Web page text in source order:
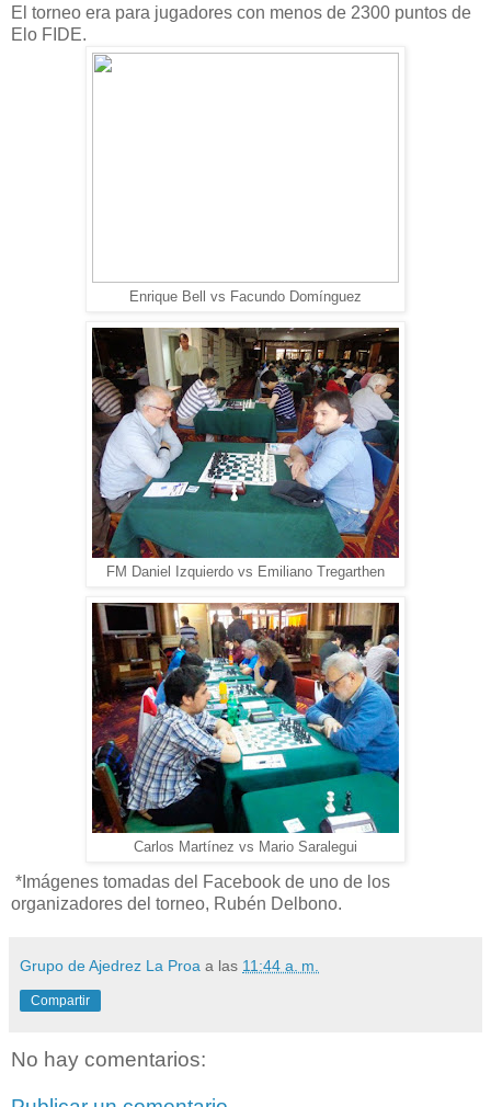
El torneo era para jugadores con menos de 2300 puntos de
Elo FIDE.
Enrique Bell vs Facundo Domínguez
FM Daniel Izquierdo vs Emiliano Tregarthen
Carlos Martínez vs Mario Saralegui
*Imágenes tomadas del Facebook de uno de los
organizadores del torneo, Rubén Delbono.
Grupo de Ajedrez La Proa a las 11:44 a. m.
Compartir
No hay comentarios: